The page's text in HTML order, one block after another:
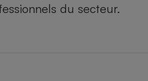
du secteur.